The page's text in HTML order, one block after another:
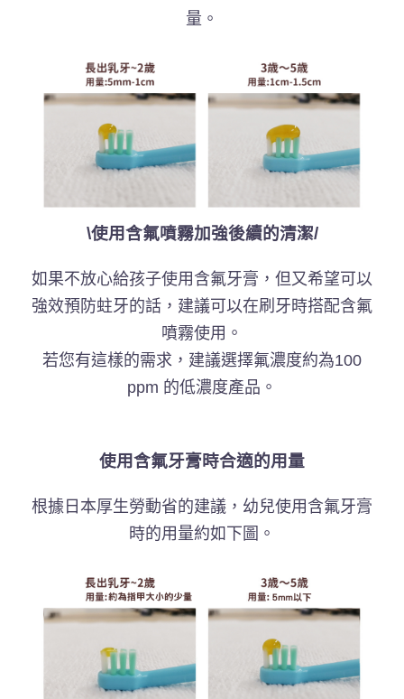
量。
\使用含氟噴霧加強後續的清潔/
如果不放心給孩子使用含氟牙膏，但又希望可以
強效預防蛀牙的話，建議可以在刷牙時搭配含氟
噴霧使用。
若您有這樣的需求，建議選擇氟濃度約為100
ppm 的低濃度產品。
使用含氟牙膏時合適的用量
根據日本厚生勞動省的建議，幼兒使用含氟牙膏
時的用量約如下圖。